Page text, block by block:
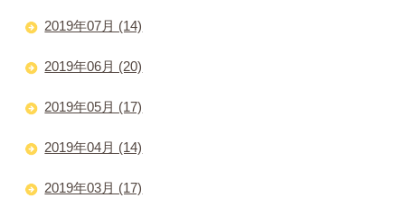
2019年07月 (14)
2019年06月 (20)
2019年05月 (17)
2019年04月 (14)
2019年03月 (17)